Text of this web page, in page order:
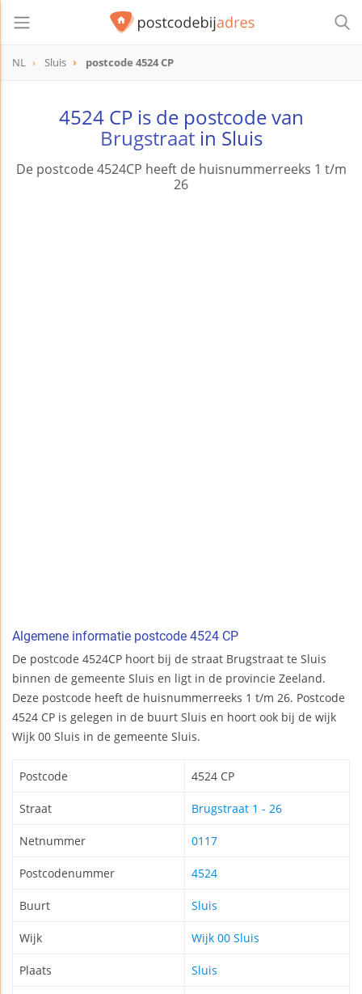
NL Sluis postcode 4524 CP
4524 CP is de postcode van
Brugstraatin Sluis
De postcode 4524CP heeft de huisnummerreeks 1 t/m
26
Algemene informatie postcode 4524 CP
De postcode 4524CP hoort bij de straat Brugstraat te Sluis
binnen de gemeente Sluis en ligt in de provincie Zeeland.
Deze postcode heeft de huisnummerreeks 1 t/m 26. Postcode
4524 CP is gelegen in de buurt Sluis en hoort ook bij de wijk
Wijk 00 Sluis in de gemeente Sluis.
Postcode 4524 CP
Straat Brugstraat 1 - 26
Netnummer 0117
Postcodenummer 4524
Buurt Sluis
Wijk Wijk 00 Sluis
Plaats Sluis